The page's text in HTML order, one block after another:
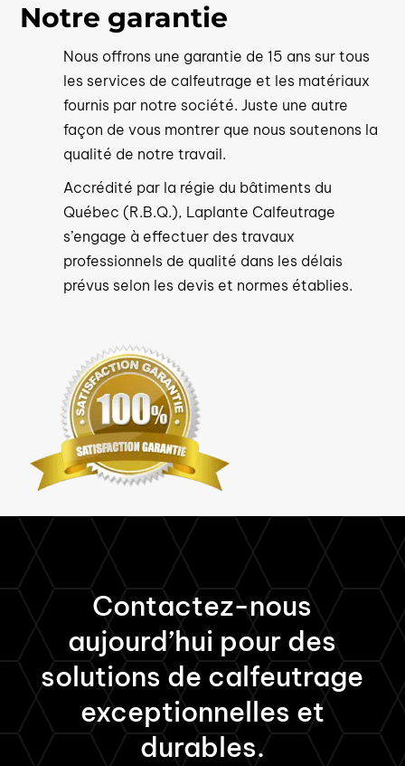
Notre garantie
Nous offrons une garantie de 15 ans sur tous
les services de calfeutrage et les matériaux
fournis par notre société. Juste une autre
façon de vous montrer que nous soutenons la
qualité de notre travail.
Accrédité par la régie du bâtiments du
Québec (R.B.Q.), Laplante Calfeutrage
s’engage à effectuer des travaux
professionnels de qualité dans les délais
prévus selon les devis et normes établies.
Contactez-nous
aujourd’hui pour des
solutions de calfeutrage
exceptionnelles et
durables.